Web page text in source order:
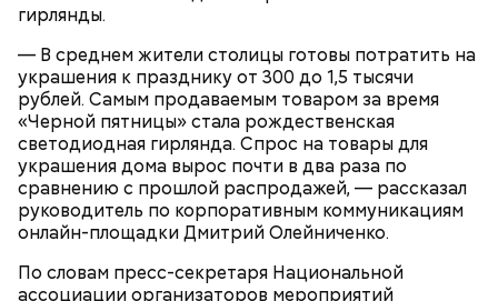
гирлянды.
— В среднем жители столицы готовы потратить на
украшения к празднику от 300 до 1,5 тысячи
рублей. Самым продаваемым товаром за время
«Черной пятницы» стала рождественская
светодиодная гирлянда. Спрос на товары для
украшения дома вырос почти в два раза по
сравнению с прошлой распродажей, — рассказал
руководитель по корпоративным коммуникациям
онлайн-площадки Дмитрий Олейниченко.
По словам пресс-секретаря Национальной
ассоциации организаторов мероприятий
— Заранее предсказать, как объект себя поведет,
невозможно. Если допустить резкое движение,
поток воздуха может увлечь шар за человеком, и
тот будет следовать за ним до тех пор, пока не
угаснет, — объяснил Бычков. — Но чаще всего они
Вернулся Макеев в Киев в ночь с 3 на 4 мая. По его
словам, ему казалось, что он вернулся домой с
фронта с победой.
Николай-угодник и народный
календарь